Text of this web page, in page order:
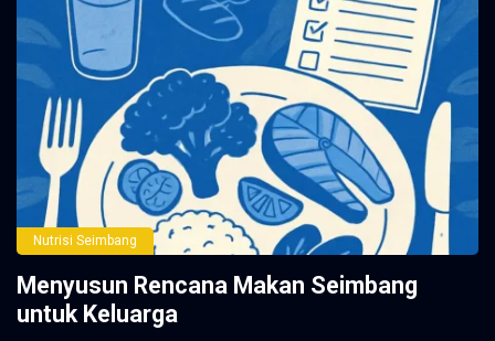
Nutrisi Seimbang
Menyusun Rencana Makan Seimbang
untuk Keluarga